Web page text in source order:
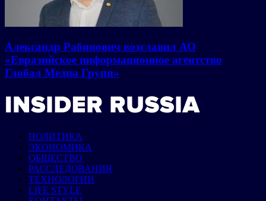
Александр Рабинович возглавил АО
«Евразийское информационное агентство
Глобал Медиа Групп»
ПОЛИТИКА
ЭКОНОМИКА
ОБЩЕСТВО
РАССЛЕДОВАНИЯ
ТЕХНОЛОГИИ
LIFE STYLE